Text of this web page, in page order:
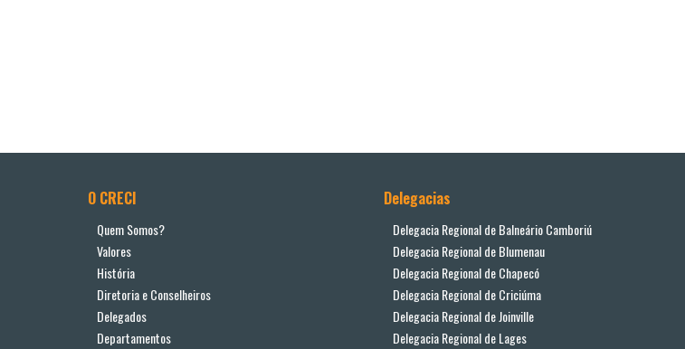
O CRECI
Quem Somos?
Valores
História
Diretoria e Conselheiros
Delegados
Departamentos
Delegacias
Delegacia Regional de Balneário Camboriú
Delegacia Regional de Blumenau
Delegacia Regional de Chapecó
Delegacia Regional de Criciúma
Delegacia Regional de Joinville
Delegacia Regional de Lages